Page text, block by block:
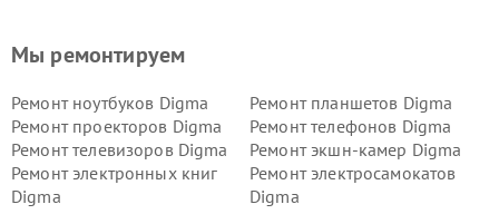
Мы ремонтируем
Ремонт ноутбуков Digma
Ремонт планшетов Digma
Ремонт проекторов Digma
Ремонт телефонов Digma
Ремонт телевизоров Digma
Ремонт экшн-камер Digma
Ремонт электронных книг
Digma
Ремонт электросамокатов
Digma